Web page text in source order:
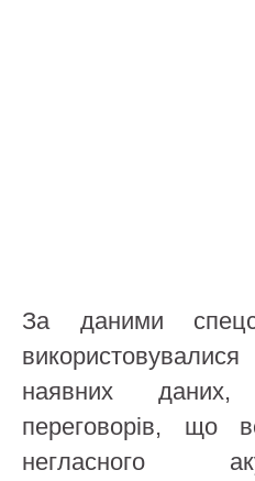
За даними
наявних даних,
переговорів, що
негласного